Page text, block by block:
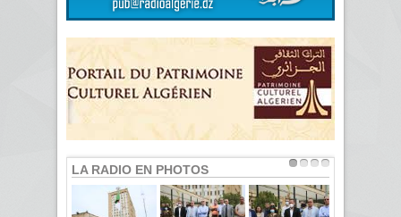
LA RADIO EN PHOTOS